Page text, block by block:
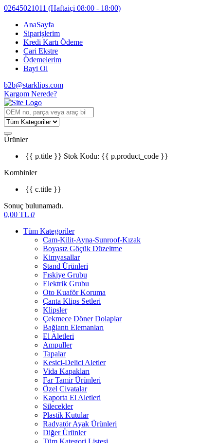
02645021011 (Haftaiçi 08:00 - 18:00)
AnaSayfa
Siparişlerim
Kredi Kartı Ödeme
Cari Ekstre
Ödemelerim
Bayi Ol
b2b@starklips.com
Kargom Nerede?
Ürünler
{{ p.title }} Stok Kodu: {{ p.product_code }}
Kombinler
{{ c.title }}
Sonuç bulunamadı.
0,00 TL 0
Tüm Kategoriler
Cam-Kilit-Ayna-Sunroof-Kızak
Boyasız Göçük Düzeltme
Kimyasallar
Stand Ürünleri
Fıskiye Grubu
Elektrik Grubu
Oto Kuaför Koruma
Çanta Klips Setleri
Klipsler
Çekmece Döner Dolaplar
Bağlantı Elemanları
El Aletleri
Ampuller
Tapalar
Kesici-Delici Aletler
Vida Kapakları
Far Tamir Ürünleri
Özel Civatalar
Kaporta El Aletleri
Silecekler
Plastik Kutular
Radyatör Ayak Ürünleri
Diğer Ürünler
Tüm Kategori Listesi